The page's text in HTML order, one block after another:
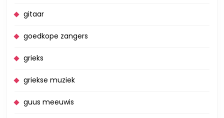
gitaar
goedkope zangers
grieks
griekse muziek
guus meeuwis